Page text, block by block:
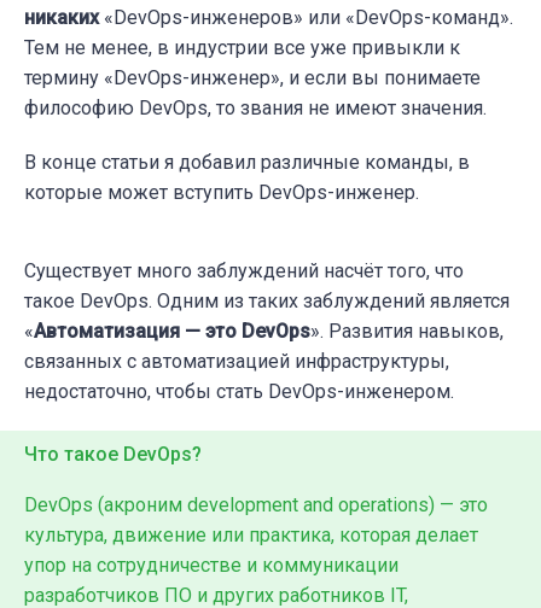
никаких «DevOps-инженеров» или «DevOps-команд».
Тем не менее, в индустрии все уже привыкли к
термину «DevOps-инженер», и если вы понимаете
философию DevOps, то звания не имеют значения.
В конце статьи я добавил различные команды, в
которые может вступить DevOps-инженер.
Существует много заблуждений насчёт того, что
такое DevOps. Одним из таких заблуждений является
«Автоматизация — это DevOps». Развития навыков,
связанных с автоматизацией инфраструктуры,
недостаточно, чтобы стать DevOps-инженером.
Что такое DevOps?
DevOps (акроним development and operations) — это
культура, движение или практика, которая делает
упор на сотрудничестве и коммуникации
разработчиков ПО и других работников IT,